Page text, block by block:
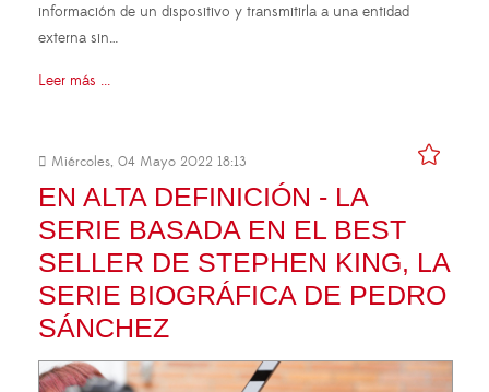
información de un dispositivo y transmitirla a una entidad
externa sin…
Leer más ...
Miércoles, 04 Mayo 2022 18:13
EN ALTA DEFINICIÓN - LA
SERIE BASADA EN EL BEST
SELLER DE STEPHEN KING, LA
SERIE BIOGRÁFICA DE PEDRO
SÁNCHEZ